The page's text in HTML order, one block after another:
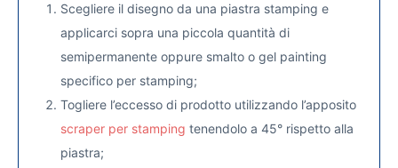
Scegliere il disegno da una piastra stamping e
applicarci sopra una piccola quantità di
semipermanente oppure smalto o gel painting
specifico per stamping;
Togliere l’eccesso di prodotto utilizzando l’apposito
scraper per stamping tenendolo a 45° rispetto alla
piastra;